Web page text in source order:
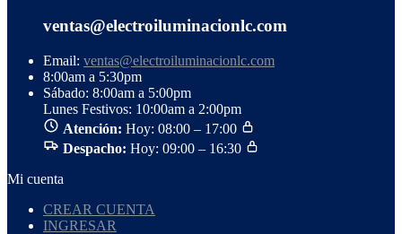
ventas@electroiluminacionlc.com
Email: ventas@electroiluminacionlc.com
8:00am a 5:30pm
Sábado: 8:00am a 5:00pm
Lunes Festivos: 10:00am a 2:00pm
Atención: Hoy: 08:00 – 17:00
Despacho: Hoy: 09:00 – 16:30
Mi cuenta
CREAR CUENTA
INGRESAR